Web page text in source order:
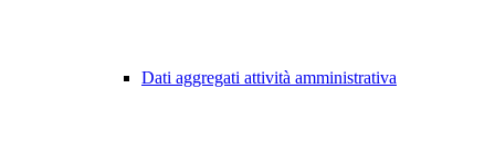
Dati aggregati attività amministrativa